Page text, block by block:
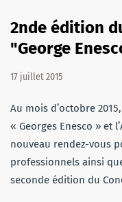
2nde édition
"George
17 juillet 2015
Au mois d’octobre
« Georges Enesco » et
nouveau rendez-vous
professionnels ainsi
seconde édition du